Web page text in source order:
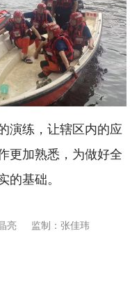
练，让辖区内的应
更加熟悉，为做好全
的基础。
亮 监制：张佳玮